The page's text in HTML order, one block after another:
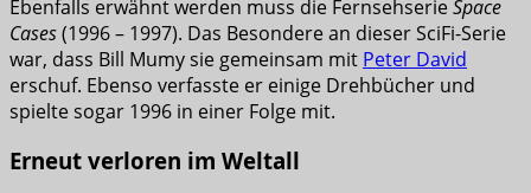
Ebenfalls erwähnt werden muss die FernsehserieSpace
Cases(1996 – 1997). Das Besondere an dieser SciFi-Serie
war, dass Bill Mumy sie gemeinsam mit Peter David
erschuf. Ebenso verfasste er einige Drehbücher und
spielte sogar 1996 in einer Folge mit.
Erneut verloren im Weltall